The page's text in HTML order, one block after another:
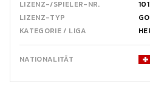
LIZENZ-/SPIELER-NR.
LIZENZ-TYP
KATEGORIE / LIGA
NATIONALITÄT